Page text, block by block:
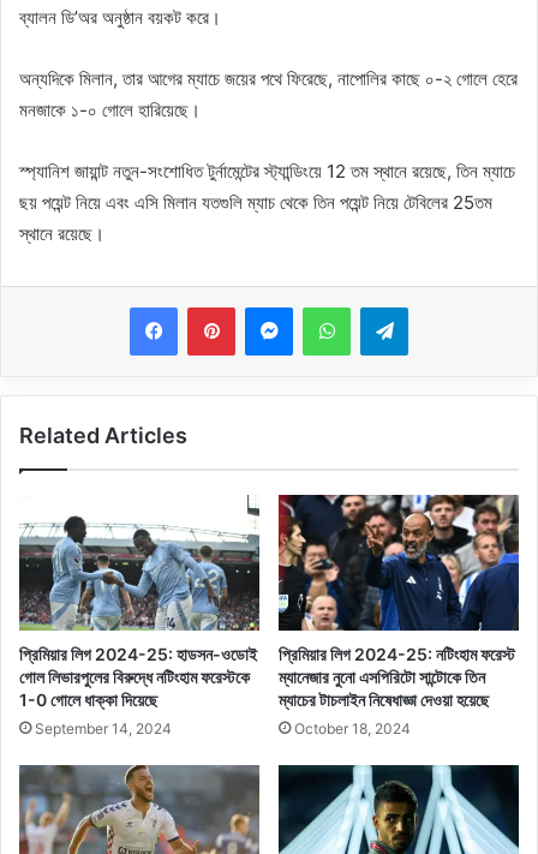
ব্যালন ডি’অর অনুষ্ঠান বয়কট করে।
অন্যদিকে মিলান, তার আগের ম্যাচে জয়ের পথে ফিরেছে, নাপোলির কাছে ০-২ গোলে হেরে
মনজাকে ১-০ গোলে হারিয়েছে।
স্প্যানিশ জায়ান্ট নতুন-সংশোধিত টুর্নামেন্টের স্ট্যান্ডিংয়ে 12 তম স্থানে রয়েছে, তিন ম্যাচে
ছয় পয়েন্ট নিয়ে এবং এসি মিলান যতগুলি ম্যাচ থেকে তিন পয়েন্ট নিয়ে টেবিলের 25তম
স্থানে রয়েছে।
MessengerWhatsAppTelegram
Related Articles
প্রিমিয়ার লিগ 2024-25: হাডসন-ওডোই
গোল লিভারপুলের বিরুদ্ধে নটিংহাম ফরেস্টকে
1-0 গোলে ধাক্কা দিয়েছে
September 14, 2024
প্রিমিয়ার লিগ 2024-25: নটিংহাম ফরেস্ট
ম্যানেজার নুনো এসপিরিটো সান্টোকে তিন
ম্যাচের টাচলাইন নিষেধাজ্ঞা দেওয়া হয়েছে
October 18, 2024